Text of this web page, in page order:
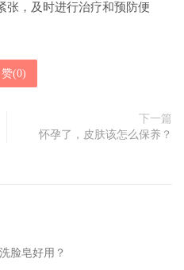
张，及时进行治疗和预防便
赞(0)
下一篇
怀孕了，皮肤该怎么保养？
脸皂好用？